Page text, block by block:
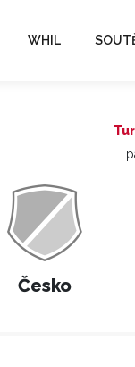
WHIL
Česko